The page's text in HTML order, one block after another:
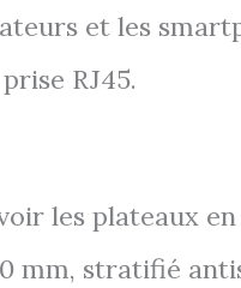
et les
RJ45.
les plateaux
mm, stratifié